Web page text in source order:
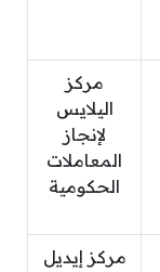
مركز
اليلايس
لإنجاز
المعاملات
الحكومية
مركز إيديل